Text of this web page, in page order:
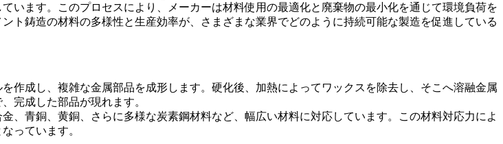
ています。このプロセスにより、メーカーは材料使用の最適化と廃棄物の最小化を通じて環境負荷を
ト鋳造の材料の多様性と生産効率が、さまざまな業界でどのように持続可能な製造を促進している
作成し、複雑な金属部品を成形します。硬化後、加熱によってワックスを除去し、そこへ溶融金属
完成した部品が現れます。
金、青銅、黄銅、さらに多様な炭素鋼材料など、幅広い材料に対応しています。この材料対応力によ
っています。